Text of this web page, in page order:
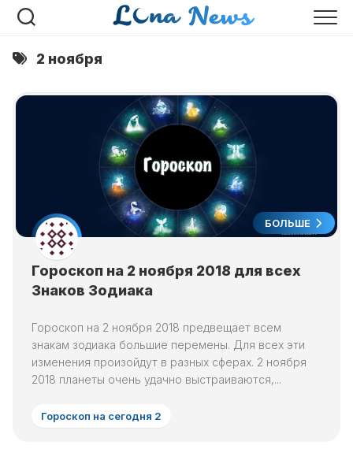
Перейти
2 ноября
БОЛЬШЕ
Гороскоп на 2 ноября 2018 для всех
Знаков Зодиака
Гороскоп на 2 ноября 2018 предвещает всем
знакам зодиака большие перемены. Для всех эти
изменения произойдут в разных сферах. 2 ноября
2018 планеты очень удачно выстраиваются,...
Гороскоп на сегодня 2